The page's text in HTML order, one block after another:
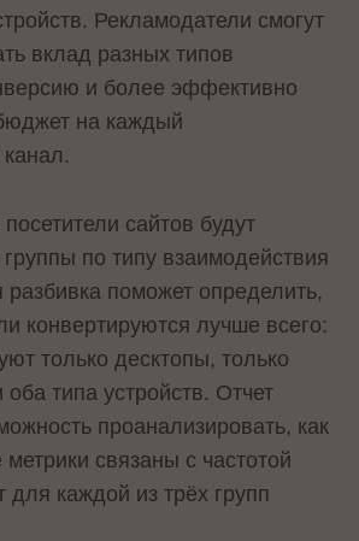
Рекламодатели смогут
вклад разных типов
и более эффективно
на каждый
сайтов будут
по типу взаимодействия
разбивка поможет определить,
конвертируются лучше всего:
только десктопы, только
типа устройств. Отчет
проанализировать, как
связаны с частотой
для каждой из трёх групп